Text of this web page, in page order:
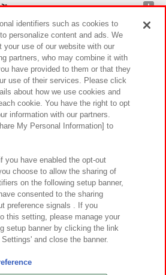
ン
テナビリティ サイトポリシー
ウェブアクセシビリティ方針と検証結果
もに
応方針 よくあるご質問・お問い合わせ
Namco Amusement Inc.
Namco Amusement Lab Inc.
identifiers such as cookies to
personalize content and ads. We
your use of our website with our
partners, who may combine it with
have provided to them or that they
use of their services. Please click
about how we use cookies and
cookie. You have the right to opt
information with our partners.
My Personal Information] to
you have enabled the opt-out
choose to allow the sharing of
on the following setup banner,
consented to the sharing
preference signals . If you
this setting, please manage your
setup banner by clicking the link
and close the banner.